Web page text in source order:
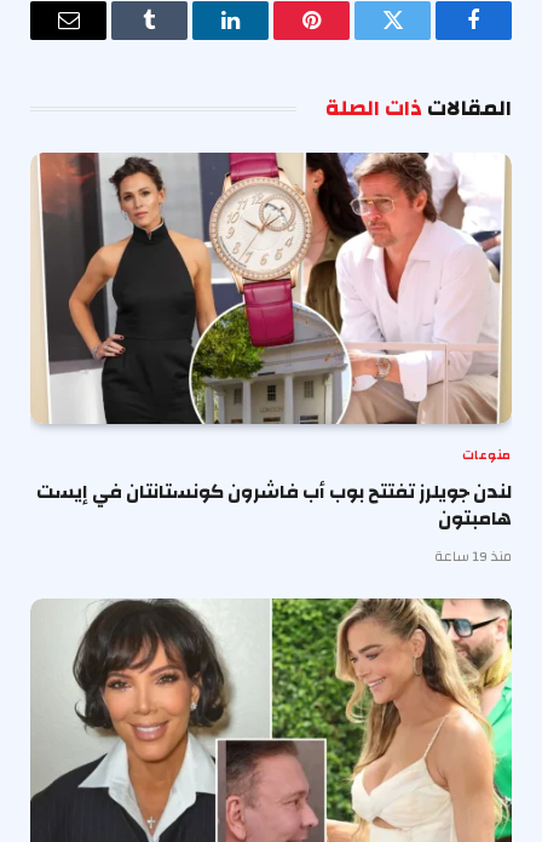
فيسبوك تويتر بينتيريستلينكدإن Tumblr
البريد
المقالاتذات الصلة
منوعات
لندن جويلرز تفتتح بوب أب فاشرون كونستانتان في إيست
هامبتون
منذ 19 ساعة